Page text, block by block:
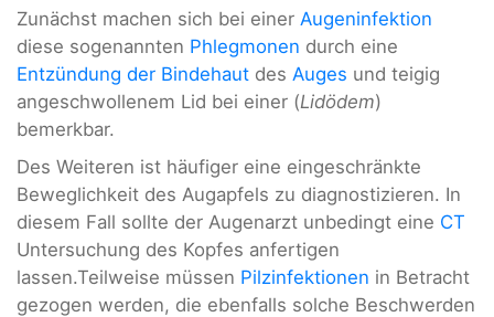
Zunächst machen sich bei einer Augeninfektion
diese sogenannten Phlegmonen durch eine
Entzündung der Bindehaut des Auges und teigig
angeschwollenem Lid bei einer (Lidödem)
bemerkbar.
Des Weiteren ist häufiger eine eingeschränkte
Beweglichkeit des Augapfels zu diagnostizieren. In
diesem Fall sollte der Augenarzt unbedingt eine CT
Untersuchung des Kopfes anfertigen
lassen.Teilweise müssen Pilzinfektionen in Betracht
gezogen werden, die ebenfalls solche Beschwerden